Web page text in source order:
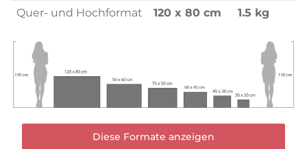
Quer- und Hochformat
120 x 80 cm 1.5 kg
Diese Formate anzeigen